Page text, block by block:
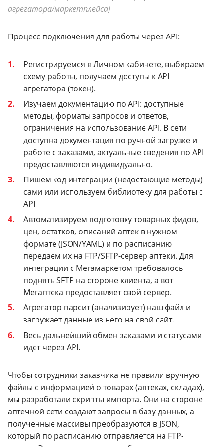
агрегатора/маркетплейса)
Процесс подключения для работы через API:
Регистрируемся в Личном кабинете, выбираем
схему работы, получаем доступы к API
агрегатора (токен).
Изучаем документацию по API: доступные
методы, форматы запросов и ответов,
ограничения на использование API. В сети
доступна документация по ручной загрузке и
работе с заказами, актуальные сведения по API
предоставляются индивидуально.
Пишем код интеграции (недостающие методы)
сами или используем библиотеку для работы с
API.
Автоматизируем подготовку товарных фидов,
цен, остатков, описаний аптек в нужном
формате (JSON/YAML) и по расписанию
передаем их на FTP/SFTP-сервер аптеки. Для
интеграции с Мегамаркетом требовалось
поднять SFTP на стороне клиента, а вот
Мегаптека предоставляет свой сервер.
Агрегатор парсит (анализирует) наш файл и
загружает данные из него на свой сайт.
Весь дальнейший обмен заказами и статусами
идет через API.
Чтобы сотрудники заказчика не правили вручную
файлы с информацией о товарах (аптеках, складах),
мы разработали скрипты импорта. Они на стороне
аптечной сети создают запросы в базу данных, а
полученные массивы преобразуются в JSON,
который по расписанию отправляется на FTP-